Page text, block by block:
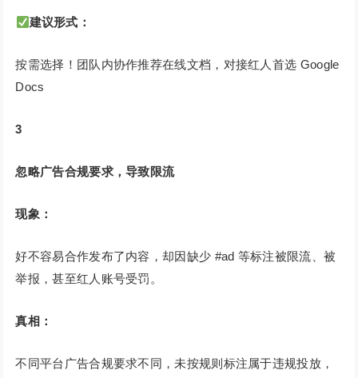
建议形式：
按需选择！团队内协作推荐在线文档，对接红人首选 Google
Docs
3
忽略广告合规要求，导致限流
现象：
好不容易合作发布了内容，却因缺少 #ad 等标注被限流、被
举报，甚至红人账号受罚。
真相：
不同平台广告合规要求不同，未按规则标注属于违规投放，